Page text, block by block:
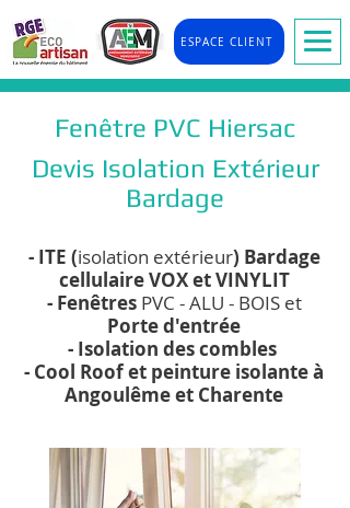
ESPACE CLIENT
Fenêtre PVC Hiersac
Devis Isolation Extérieur
Bardage
- ITE (isolation extérieur) Bardage​
cellulaire VOX et VINYLIT
- Fenêtres PVC - ALU - BOIS et
Porte d'entrée
- Isolation des combles
- Cool Roof et peinture isolante à
Angoulême et Charente